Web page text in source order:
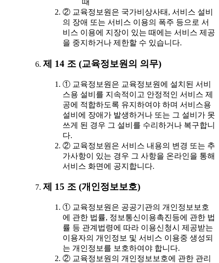
때
② 교육정보원은 국가비상사태, 서비스 설비
의 장애 또는 서비스 이용의 폭주 등으로 서
비스 이용에 지장이 있는 때에는 서비스 제공
을 중지하거나 제한할 수 있습니다.
제 14 조 (교육정보원의 의무)
① 교육정보원은 교육정보원에 설치된 서비
스용 설비를 지속적이고 안정적인 서비스 제
공에 적합하도록 유지하여야 하며 서비스용
설비에 장애가 발생하거나 또는 그 설비가 못
쓰게 된 경우 그 설비를 수리하거나 복구합니
다.
② 교육정보원은 서비스 내용의 변경 또는 추
가사항이 있는 경우 그 사항을 온라인을 통해
서비스 화면에 공지합니다.
제 15 조 (개인정보보호)
① 교육정보원은 공공기관의 개인정보보호
에 관한 법률, 정보통신이용촉진등에 관한 법
률 등 관계법령에 따라 이용신청시 제공받는
이용자의 개인정보 및 서비스 이용중 생성되
는 개인정보를 보호하여야 합니다.
② 교육정보원의 개인정보보호에 관한 관리